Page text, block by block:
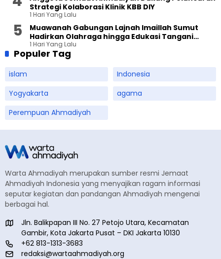
Strategi Kolaborasi Klinik KBB DIY
1 Hari Yang Lalu
Muawanah Gabungan Lajnah Imaillah Sumut
Hadirkan Olahraga hingga Edukasi Tangani
Sampah
1 Hari Yang Lalu
Populer Tag
islam
Indonesia
Yogyakarta
agama
Perempuan Ahmadiyah
Warta Ahmadiyah merupakan sumber resmi Jemaat
Ahmadiyah Indonesia yang menyajikan ragam informasi
seputar kegiatan dan pandangan Ahmadiyah mengenai
berbagai hal.
Jln. Balikpapan III No. 27 Petojo Utara, Kecamatan
Gambir, Kota Jakarta Pusat – DKI Jakarta 10130
+62 813-1313-3683
redaksi@wartaahmadiyah.org